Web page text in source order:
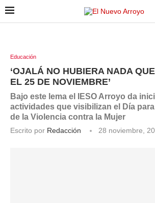
Educación
‘OJALÁ NO HUBIERA NADA
EL 25 DE NOVIEMBRE’
Bajo este lema el IESO Arroyo da
actividades que visibilizan el Día
de la Violencia contra la Mujer
Escrito por Redacción 28 noviembre,